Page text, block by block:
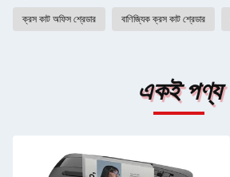
ক্রস কাট অফিস শ্রেডার বাণিজ্যিক ক্রস কাট শ্রেডার
একই পণ্য